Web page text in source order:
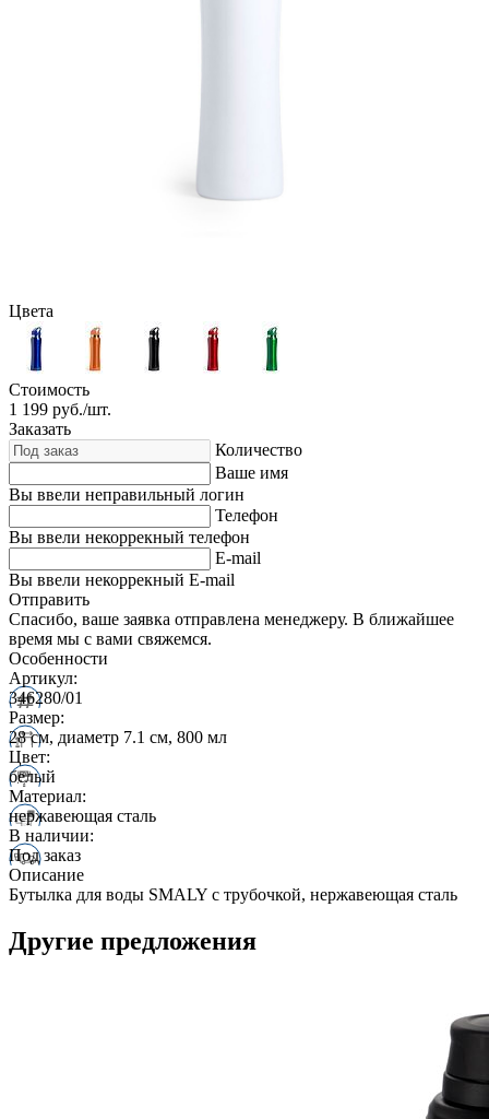
Цвета
Стоимость
1 199 руб./шт.
Заказать
Количество
Ваше имя
Вы ввели неправильный логин
Телефон
Вы ввели некоррекный телефон
E-mail
Вы ввели некоррекный E-mail
Отправить
Спасибо, ваше заявка отправлена менеджеру. В ближайшее
время мы с вами свяжемся.
Особенности
Артикул:
346280/01
Размер:
28 см, диаметр 7.1 см, 800 мл
Цвет:
белый
Материал:
нержавеющая сталь
В наличии:
Под заказ
Описание
Бутылка для воды SMALY с трубочкой, нержавеющая сталь
Другие предложения